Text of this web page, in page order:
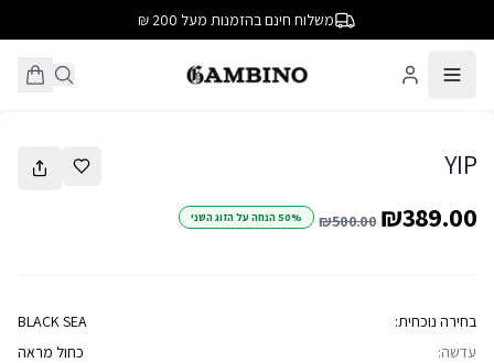
משלוח חינם בהזמנות מעל 200 ₪
/4
YIP
₪389.00
₪500.00 50% הנחה על הזוג השני
בחירה נוכחית:
BLACK SEA
עדשה:
כחול מראה